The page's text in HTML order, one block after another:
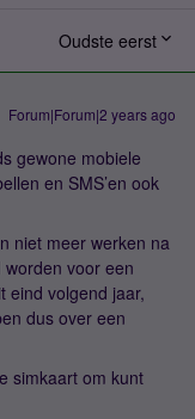
Oudste eerst
Forum|Forum|2 years ago
gewone mobiele
en SMS’en ook
niet meer werken na
voor een
eind volgend jaar,
dus over een
simkaart om kunt